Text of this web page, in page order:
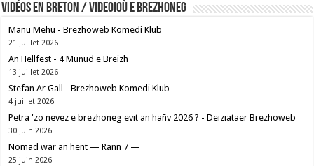
Vidéos en breton / Videoioù e brezhoneg
Manu Mehu - Brezhoweb Komedi Klub
21 juillet 2026
An Hellfest - 4 Munud e Breizh
13 juillet 2026
Stefan Ar Gall - Brezhoweb Komedi Klub
4 juillet 2026
Petra 'zo nevez e brezhoneg evit an hañv 2026 ? - Deiziataer Brezhoweb
30 juin 2026
Nomad war an hent — Rann 7 —
25 juin 2026